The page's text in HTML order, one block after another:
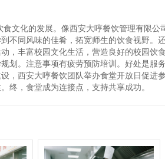
文化的发展。像西安大哼餐饮管理有限公
不同风味的佳肴，拓宽师生的饮食视野。
，丰富校园文化生活，营造良好的校园饮
划。注意事项有疲劳预防培训。好处是服
，西安大哼餐饮团队举办食堂开放日促进
终，食堂成为连接点，支持共享成功。